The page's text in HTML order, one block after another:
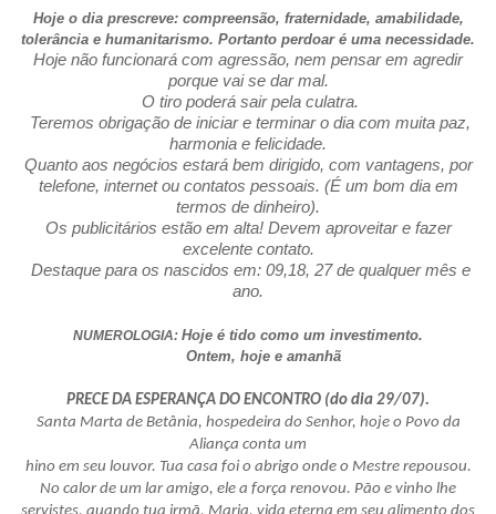
Hoje o dia prescreve: compreensão, fraternidade, amabilidade,
tolerância e humanitarismo. Portanto perdoar é uma necessidade.
Hoje não funcionará com agressão, nem pensar em agredir
porque vai se dar mal.
O tiro poderá sair pela culatra.
Teremos obrigação de iniciar e terminar o dia com muita paz,
harmonia e felicidade.
Quanto aos negócios estará bem dirigido, com vantagens, por
telefone, internet ou contatos pessoais. (É um bom dia em
termos de dinheiro).
Os publicitários estão em alta! Devem aproveitar e fazer
excelente contato.
Destaque para os nascidos em: 09,18, 27 de qualquer mês e
ano.
NUMEROLOGIA: Hoje é tido como um investimento.
Ontem, hoje e amanhã
PRECE DA ESPERANÇA DO ENCONTRO (do dia 29/07).
Santa Marta de Betânia, hospedeira do Senhor, hoje o Povo da
Aliança conta um
hino em seu louvor. Tua casa foi o abrigo onde o Mestre repousou.
No calor de um lar amigo, ele a força renovou. Pão e vinho lhe